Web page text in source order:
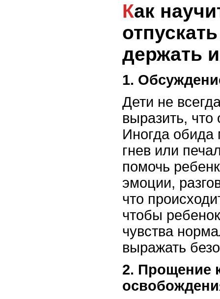
Как научить ребенка
держать
1.
Дети не
выразить, что
Иногда обида
гнев или
помочь
эмоции,
что
чтобы
чувства
выражать
2. Прощение